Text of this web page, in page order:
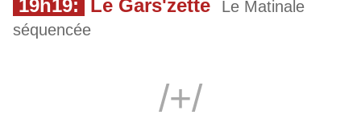
19h19: Le Gars'zette
Le Matinale
séquencée
/+/